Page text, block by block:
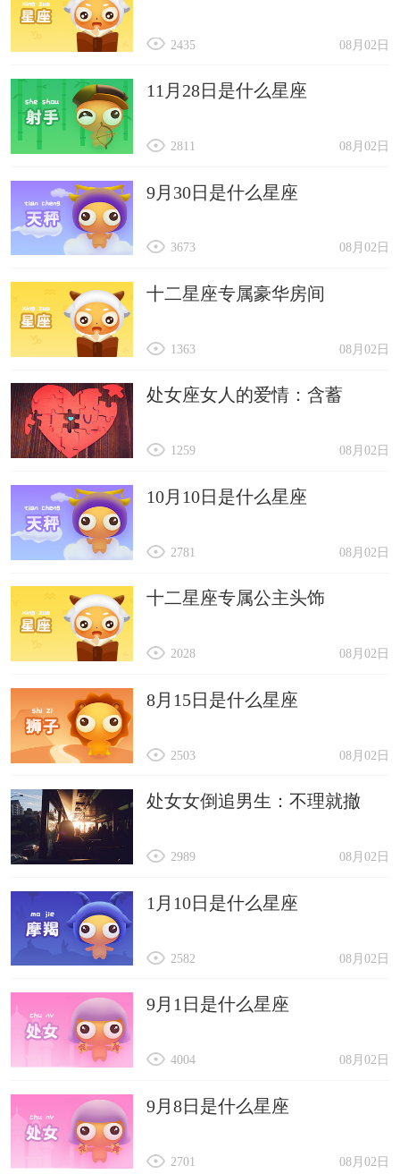
08月02日
2435
11月28日是什么星座
08月02日
2811
9月30日是什么星座
08月02日
3673
十二星座专属豪华房间
08月02日
1363
处女座女人的爱情：含蓄
08月02日
1259
10月10日是什么星座
08月02日
2781
十二星座专属公主头饰
08月02日
2028
8月15日是什么星座
08月02日
2503
处女女倒追男生：不理就撤
08月02日
2989
1月10日是什么星座
08月02日
2582
9月1日是什么星座
08月02日
4004
9月8日是什么星座
08月02日
2701